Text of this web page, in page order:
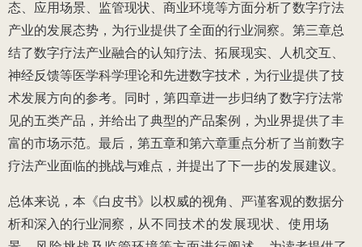
态、应用场景、监管现状、商业环境等方面分析了数字疗法
产业的发展态势，为行业提供了全面的行业洞察。第三章总
结了数字疗法产业融合的认知疗法、拓展现实、人机交互、
神经反馈等医学科学理论和先进数字技术，为行业提供了技
术发展方向的参考。同时，第四章进一步归纳了数字疗法常
见的五类产品，并给出了典型的产品案例，为业界提供了丰
富的市场示范。最后，第五章和第六章重点分析了当前数字
疗法产业面临的挑战与难点，并提出了下一步的发展建议。
总体来说，本《白皮书》以权威的视角、严谨客观的数据分
析和深入的行业洞察， 从不同技术的发展现状、使用场